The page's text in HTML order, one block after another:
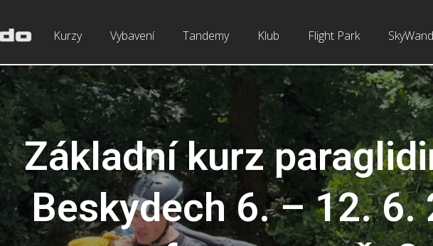
Kurzy Vybavení Tandemy Klub Flight Park
Základní kurz
Beskydech 6. – 12. 6.